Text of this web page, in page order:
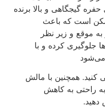
گیجگاهی و بالا برنده
است که باعث
موقع و زیر نظر
کرده و با
همچنین با مالش
به کاهش